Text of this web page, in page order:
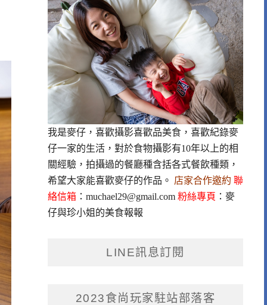
我是麥仔，喜歡攝影喜歡品美食，喜歡紀錄麥
仔一家的生活，對於食物攝影有10年以上的相
關經驗，拍攝過的餐廳種含括各式餐飲種類，
希望大家能喜歡麥仔的作品。 店家合作邀約 聯
絡信箱： muchael29@gmail.com 粉絲專頁 ： 麥
仔與珍小姐的美食報報
LINE訊息訂閱
2023食尚玩家駐站部落客